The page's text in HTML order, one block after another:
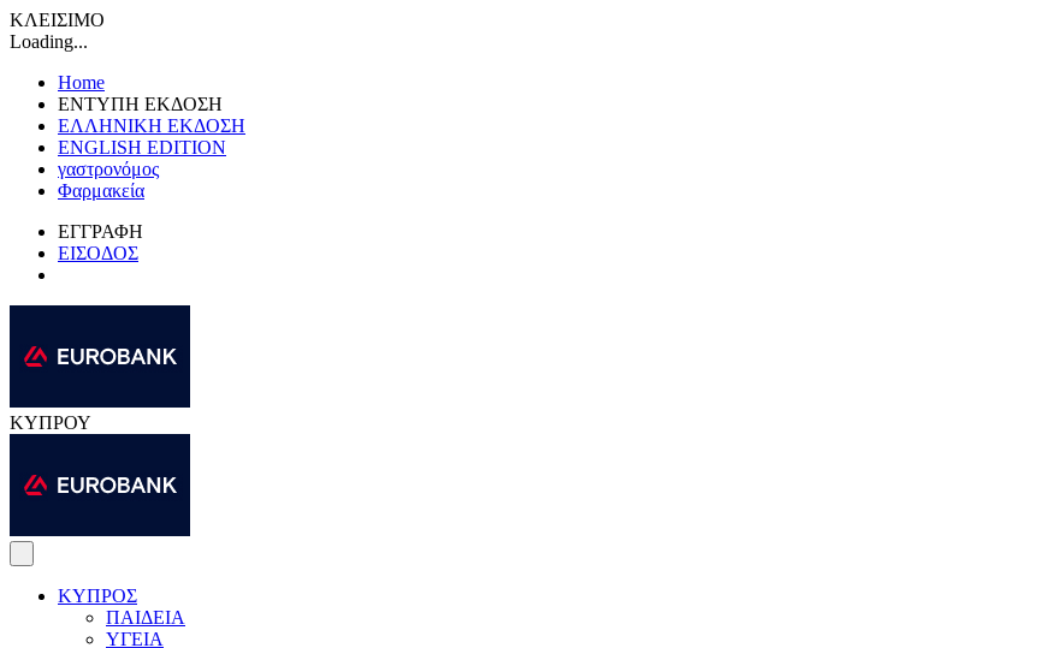
ΚΛΕΙΣΙΜΟ
Loading...
Home
ΕΝΤΥΠΗ ΕΚΔΟΣΗ
ΕΛΛΗΝΙΚΗ ΕΚΔΟΣΗ
ENGLISH EDITION
γαστρονόμος
Φαρμακεία
ΕΓΓΡΑΦΗ
ΕΙΣΟΔΟΣ
ΚΥΠΡΟΥ
ΚΥΠΡΟΣ
ΠΑΙΔΕΙΑ
ΥΓΕΙΑ